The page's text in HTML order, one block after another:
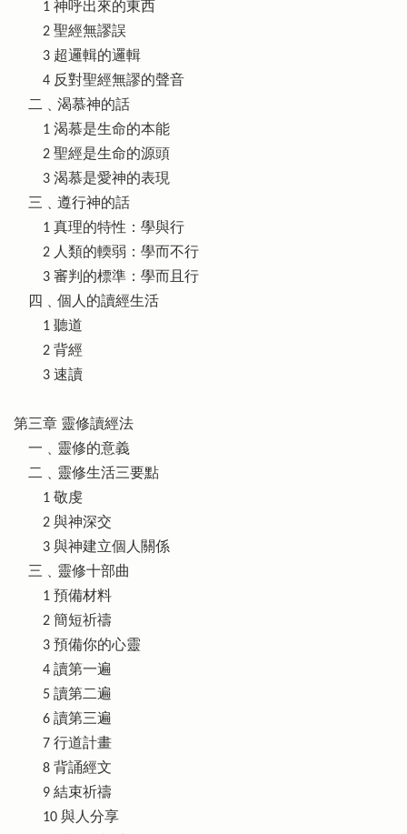
1 神呼出來的東西
2 聖經無謬誤
3 超邏輯的邏輯
4 反對聖經無謬的聲音
二﹑渴慕神的話
1 渴慕是生命的本能
2 聖經是生命的源頭
3 渴慕是愛神的表現
三﹑遵行神的話
1 真理的特性：學與行
2 人類的輭弱：學而不行
3 審判的標準：學而且行
四﹑個人的讀經生活
1 聽道
2 背經
3 速讀
第三章 靈修讀經法
一﹑靈修的意義
二﹑靈修生活三要點
1 敬虔
2 與神深交
3 與神建立個人關係
三﹑靈修十部曲
1 預備材料
2 簡短祈禱
3 預備你的心靈
4 讀第一遍
5 讀第二遍
6 讀第三遍
7 行道計畫
8 背誦經文
9 結束祈禱
10 與人分享